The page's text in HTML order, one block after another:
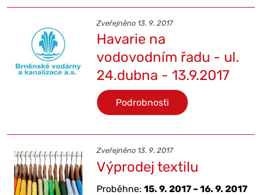
Zveřejněno 13. 9. 2017
Havarie na
vodovodním řadu - ul.
24.dubna - 13.9.2017
Podrobnosti
Zveřejněno 13. 9. 2017
Výprodej textilu
Proběhne:15. 9. 2017 – 16. 9. 2017